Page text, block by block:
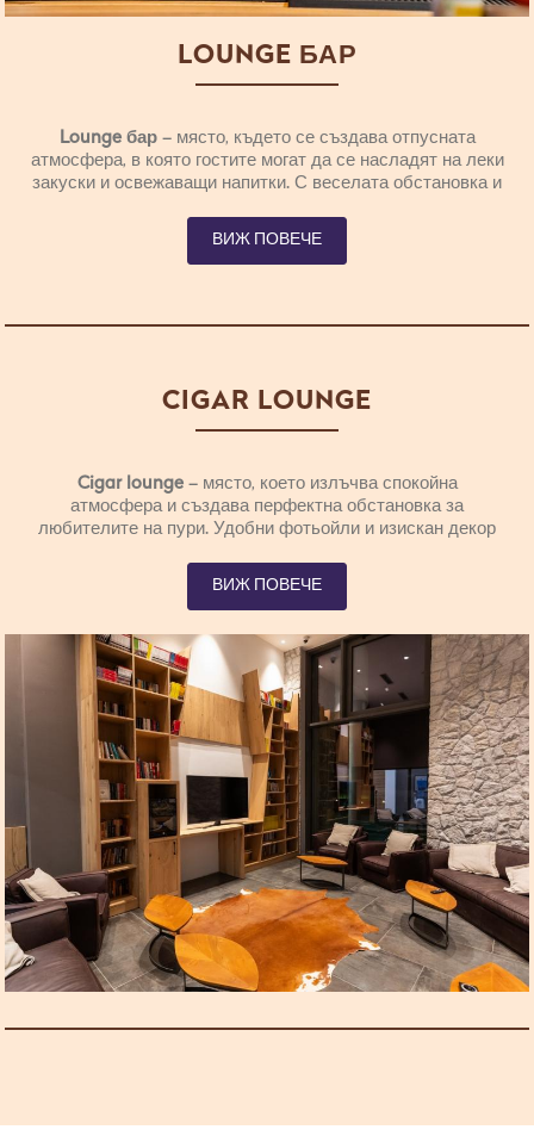
LOUNGE БАР
Lounge бар– място, където се създава отпусната
атмосфера, в която гостите могат да се насладят на леки
закуски и освежаващи напитки. С веселата обстановка и
у дома си, докато избират от разнообразието от леки
ВИЖ ПОВЕЧЕ
CIGAR LOUNGE
Cigar lounge– място, което излъчва спокойна
атмосфера и създава перфектна обстановка за
любителите на пури. Удобни фотьойли и изискан декор
най-фините пури.
ВИЖ ПОВЕЧЕ